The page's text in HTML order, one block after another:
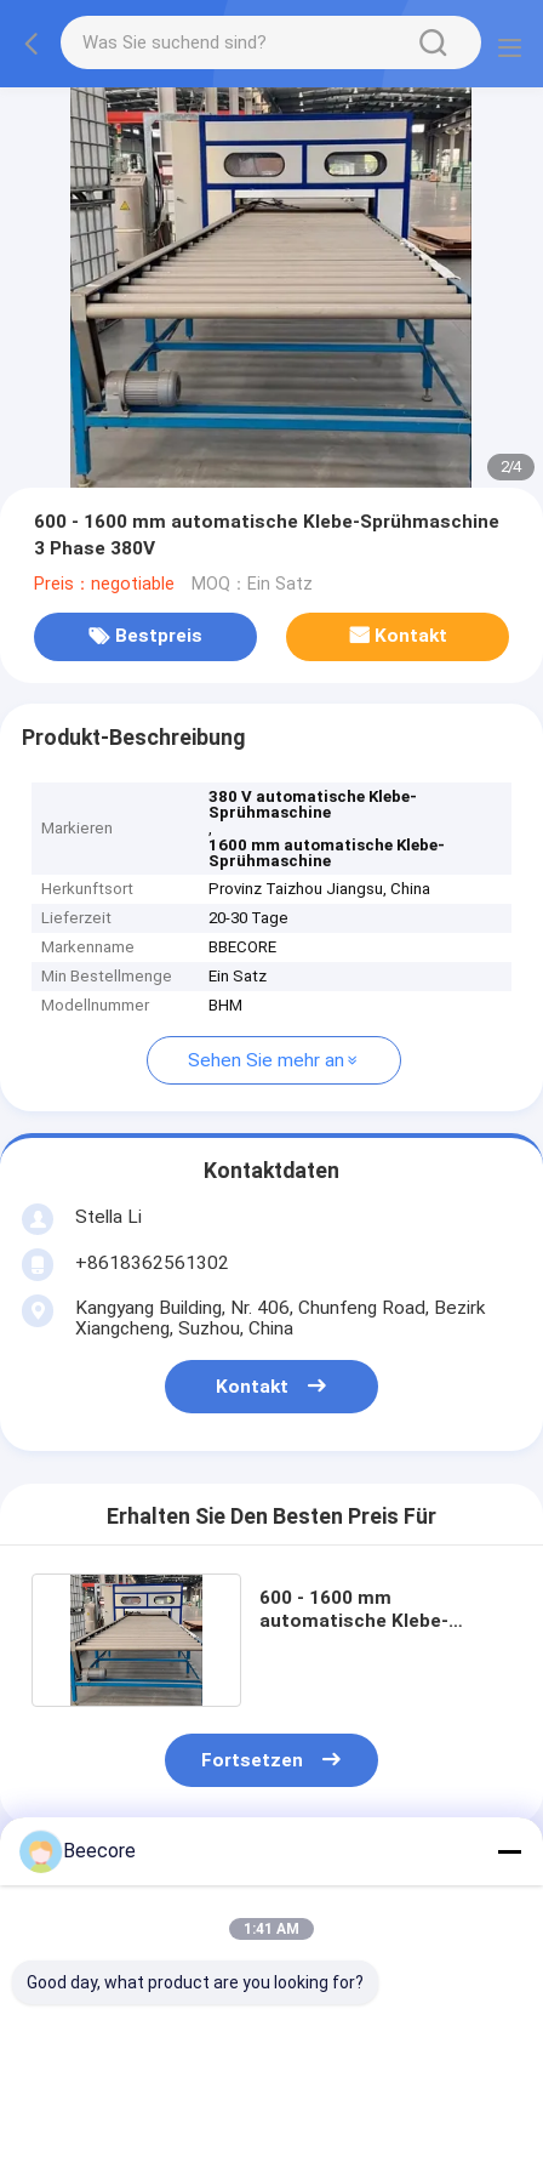
2/4
600 - 1600 mm automatische Klebe-Sprühmaschine
3 Phase 380V
Preis：negotiable MOQ：Ein Satz
Bestpreis Kontakt
Produkt-Beschreibung
Markieren
380 V automatische Klebe-
Sprühmaschine
,
1600 mm automatische Klebe-
Sprühmaschine
Herkunftsort
Provinz Taizhou Jiangsu, China
Lieferzeit
20-30 Tage
Markenname
BBECORE
Min Bestellmenge
Ein Satz
Modellnummer
BHM
Sehen Sie mehr an
Kontaktdaten
Stella Li
+8618362561302
Kangyang Building, Nr. 406, Chunfeng Road, Bezirk
Xiangcheng, Suzhou, China
Kontakt
Erhalten Sie Den Besten Preis Für
600 - 1600 mm
automatische Klebe-
Fortsetzen
Empfohlene Produkte
Beecore
1:41 AM
Good day, what product are you looking for?